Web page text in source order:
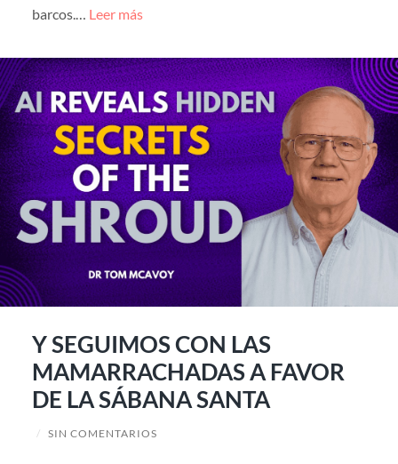
barcos.… Leer más
Y SEGUIMOS CON LAS
MAMARRACHADAS A FAVOR
DE LA SÁBANA SANTA
/ SIN COMENTARIOS